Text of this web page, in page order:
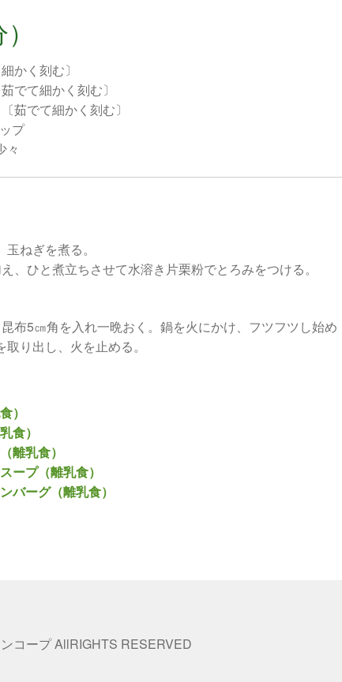
かく刻む〕
でて細かく刻む〕
茹でて細かく刻む〕
プ
々
ねぎを煮る。
え、ひと煮立ちさせて水溶き片栗粉でとろみをつける。
布5㎝角を入れ一晩おく。鍋を火にかけ、フツフツし始め
り出し、火を止める。
）
食）
離乳食）
ープ（離乳食）
バーグ（離乳食）
コープ AllRIGHTS RESERVED